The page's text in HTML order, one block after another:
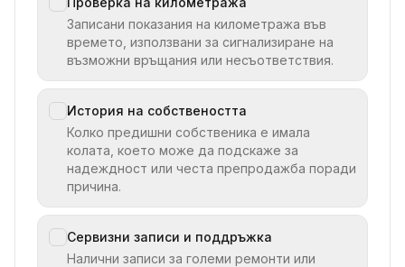
Записани показания на километража във
времето, използвани за сигнализиране на
възможни връщания или несъответствия.
История на собствеността
Колко предишни собственика е имала
колата, което може да подскаже за
надеждност или честа препродажба поради
причина.
Сервизни записи и поддръжка
Налични записи за големи ремонти или